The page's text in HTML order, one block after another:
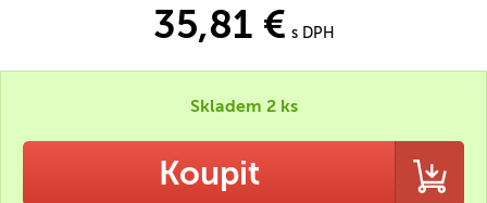
35,81 € s DPH
Skladem 2 ks
Koupit